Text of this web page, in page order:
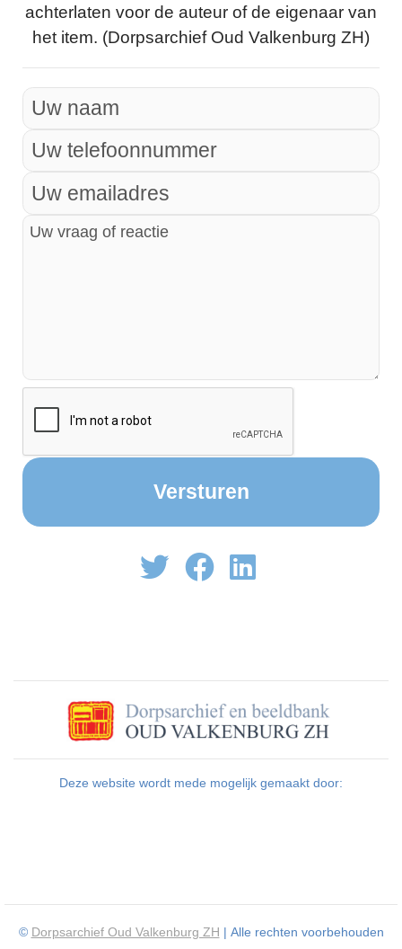
achterlaten voor de auteur of de eigenaar van
het item. (Dorpsarchief Oud Valkenburg ZH)
Deze website wordt mede mogelijk gemaakt door:
© Dorpsarchief Oud Valkenburg ZH | Alle rechten voorbehouden